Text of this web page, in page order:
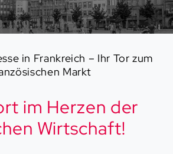
in Frankreich – Ihr Tor zum
Markt
im Herzen der
Wirtschaft!